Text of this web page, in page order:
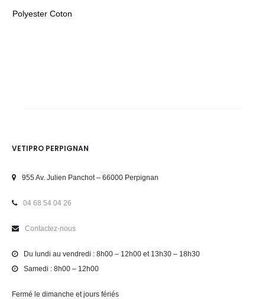
Polyester Coton
VETIPRO PERPIGNAN
955 Av. Julien Panchot – 66000 Perpignan
04 68 54 04 26
Contactez-nous
Du lundi au vendredi : 8h00 – 12h00 et 13h30 – 18h30
Samedi : 8h00 – 12h00
Fermé le dimanche et jours fériés